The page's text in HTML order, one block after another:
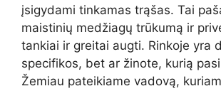
įsigydami tinkamas trąšas. Tai
maistinių medžiagų trūkumą ir
tankiai ir greitai augti. Rinkoje yra
specifikos, bet ar žinote, kurią
Žemiau pateikiame vadovą,